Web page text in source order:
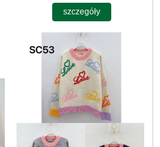
szczegóły